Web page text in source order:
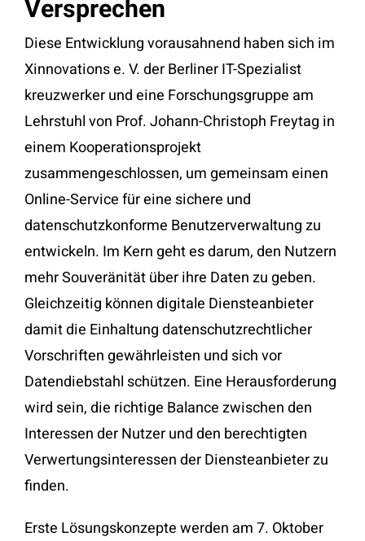
Versprechen
Diese Entwicklung vorausahnend haben sich im
Xinnovations e. V. der Berliner IT-Spezialist
kreuzwerker und eine Forschungsgruppe am
Lehrstuhl von Prof. Johann-Christoph Freytag in
einem Kooperationsprojekt
zusammengeschlossen, um gemeinsam einen
Online-Service für eine sichere und
datenschutzkonforme Benutzerverwaltung zu
entwickeln. Im Kern geht es darum, den Nutzern
mehr Souveränität über ihre Daten zu geben.
Gleichzeitig können digitale Diensteanbieter
damit die Einhaltung datenschutzrechtlicher
Vorschriften gewährleisten und sich vor
Datendiebstahl schützen. Eine Herausforderung
wird sein, die richtige Balance zwischen den
Interessen der Nutzer und den berechtigten
Verwertungsinteressen der Diensteanbieter zu
finden.
Erste Lösungskonzepte werden am 7. Oktober